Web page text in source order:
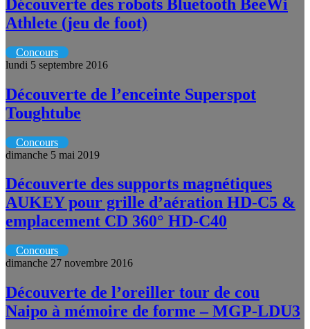
Découverte des robots Bluetooth BeeWi
Athlete (jeu de foot)
Concours
lundi 5 septembre 2016
Découverte de l’enceinte Superspot
Toughtube
Concours
dimanche 5 mai 2019
Découverte des supports magnétiques
AUKEY pour grille d’aération HD-C5 &
emplacement CD 360° HD-C40
Concours
dimanche 27 novembre 2016
Découverte de l’oreiller tour de cou
Naipo à mémoire de forme – MGP-LDU3